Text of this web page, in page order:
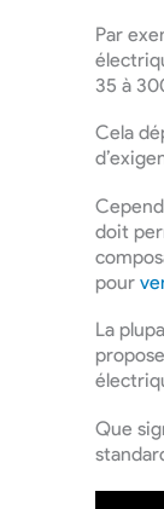
Par
35 à
Cela
doit
pour
La
Que